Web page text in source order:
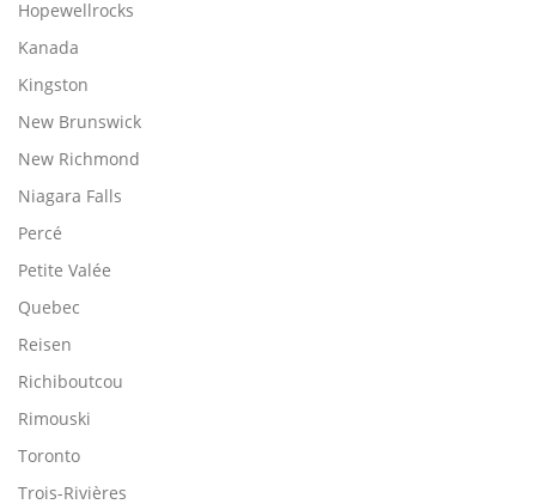
Hopewellrocks
Kanada
Kingston
New Brunswick
New Richmond
Niagara Falls
Percé
Petite Valée
Quebec
Reisen
Richiboutcou
Rimouski
Toronto
Trois-Rivières